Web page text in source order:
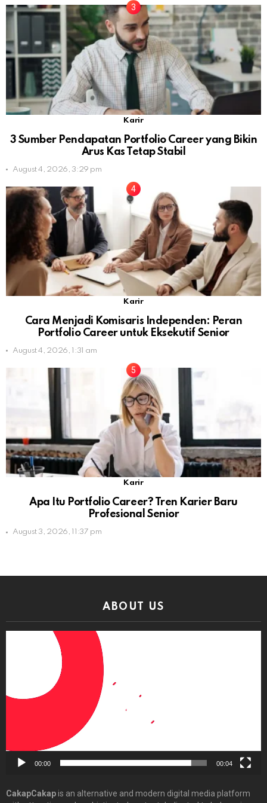
Karir
3 Sumber Pendapatan Portfolio Career yang Bikin
Arus Kas Tetap Stabil
August 4, 2026, 3:29 pm
Karir
Cara Menjadi Komisaris Independen: Peran
Portfolio Career untuk Eksekutif Senior
August 4, 2026, 1:31 am
Karir
Apa Itu Portfolio Career? Tren Karier Baru
Profesional Senior
August 3, 2026, 11:37 pm
ABOUT US
00:00 00:04
CakapCakapis an alternative and modern digital media platform